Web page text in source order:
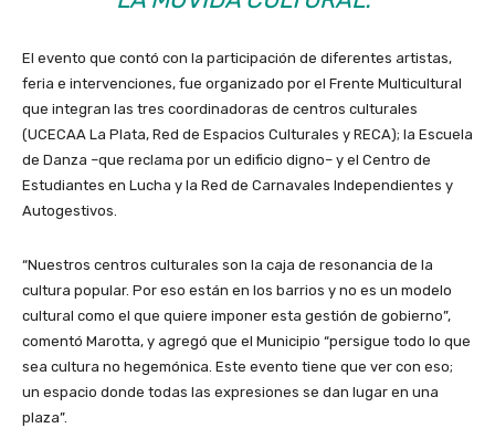
El evento que contó con la participación de diferentes artistas,
feria e intervenciones, fue organizado por el Frente Multicultural
que integran las tres coordinadoras de centros culturales
(UCECAA La Plata, Red de Espacios Culturales y RECA); la Escuela
de Danza –que reclama por un edificio digno– y el Centro de
Estudiantes en Lucha y la Red de Carnavales Independientes y
Autogestivos.
“Nuestros centros culturales son la caja de resonancia de la
cultura popular. Por eso están en los barrios y no es un modelo
cultural como el que quiere imponer esta gestión de gobierno”,
comentó Marotta, y agregó que el Municipio “persigue todo lo que
sea cultura no hegemónica. Este evento tiene que ver con eso;
un espacio donde todas las expresiones se dan lugar en una
plaza”.